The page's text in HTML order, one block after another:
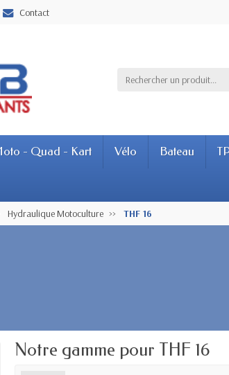
Contact
- Quad - Kart Vélo Bateau
Hydraulique Motoculture THF 16
Notre gamme pour THF 16